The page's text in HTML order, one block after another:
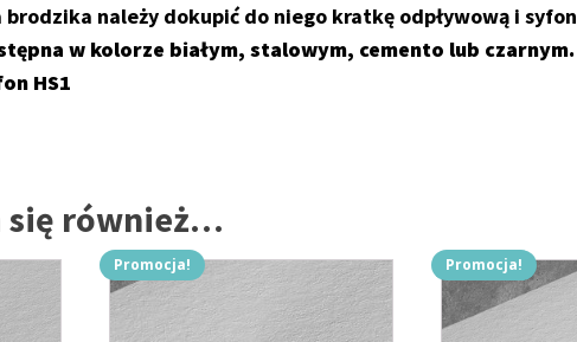
należy dokupić do niego kratkę odpływową i syfon
w kolorze białym, stalowym, cemento lub czarnym.
HS1
się również…
Promocja! Promocja!